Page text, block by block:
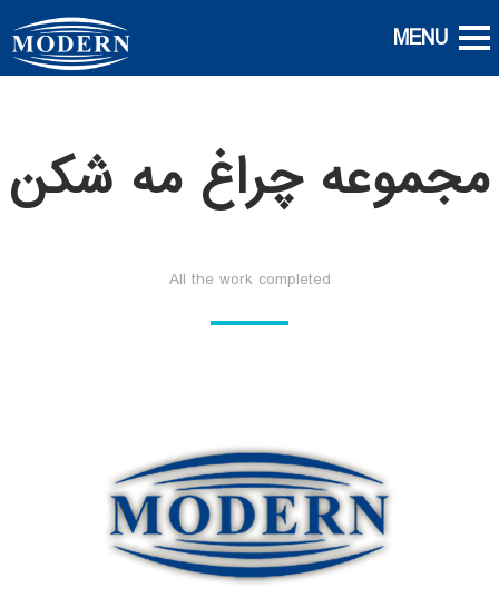
مجموعه چراغ مه شکن
All the work completed